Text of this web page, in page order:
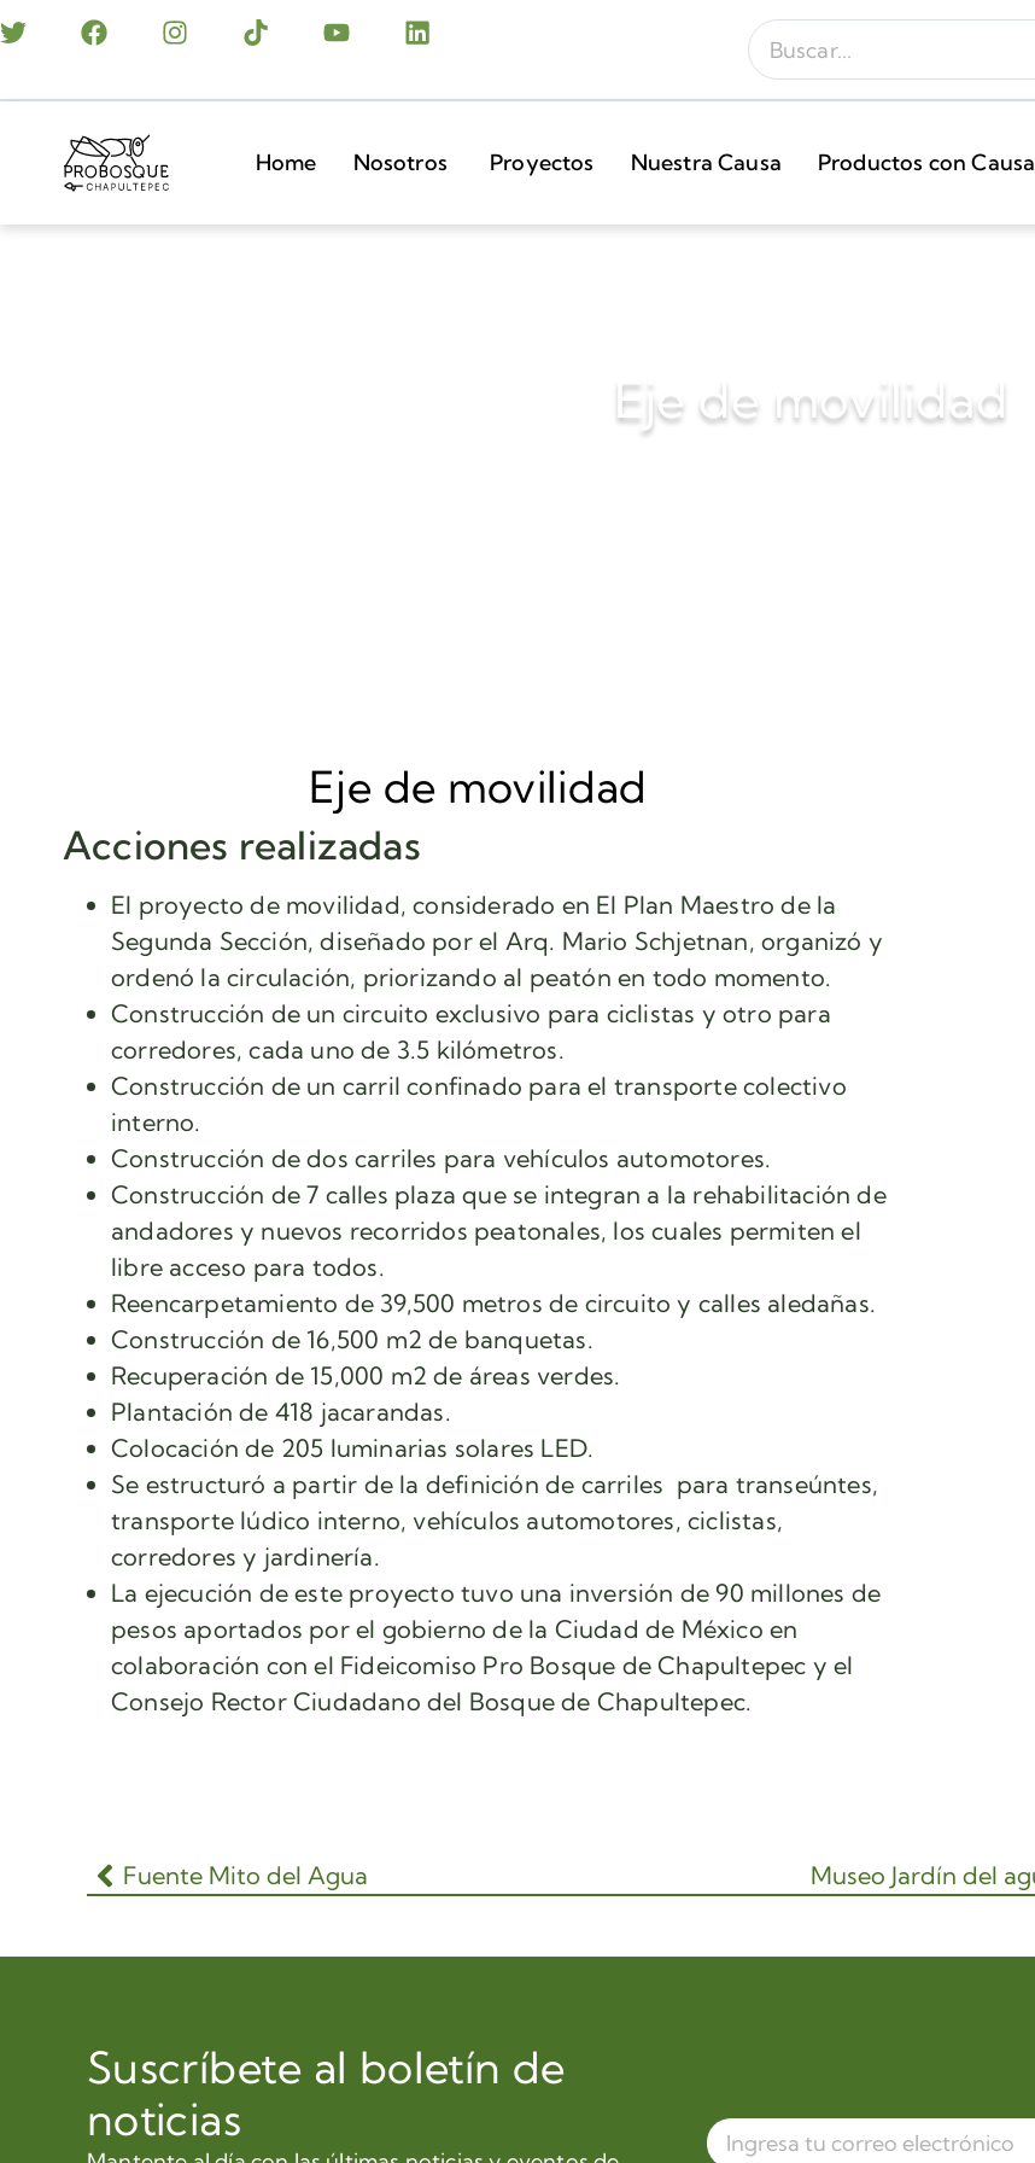
Home Nosotros Proyectos Nuestra Causa Productos con Causa
Eje de movilidad
Eje de movilidad
Acciones realizadas
El proyecto de movilidad, considerado en El Plan Maestro de la
Segunda Sección, diseñado por el Arq. Mario Schjetnan, organizó y
ordenó la circulación, priorizando al peatón en todo momento.
Construcción de un circuito exclusivo para ciclistas y otro para
corredores, cada uno de 3.5 kilómetros.
Construcción de un carril confinado para el transporte colectivo
interno.
Construcción de dos carriles para vehículos automotores.
Construcción de 7 calles plaza que se integran a la rehabilitación de
andadores y nuevos recorridos peatonales, los cuales permiten el
libre acceso para todos.
Reencarpetamiento de 39,500 metros de circuito y calles aledañas.
Construcción de 16,500 m2 de banquetas.
Recuperación de 15,000 m2 de áreas verdes.
Plantación de 418 jacarandas.
Colocación de 205 luminarias solares LED.
Se estructuró a partir de la definición de carriles para transeúntes,
transporte lúdico interno, vehículos automotores, ciclistas,
corredores y jardinería.
La ejecución de este proyecto tuvo una inversión de 90 millones de
pesos aportados por el gobierno de la Ciudad de México en
colaboración con el Fideicomiso Pro Bosque de Chapultepec y el
Consejo Rector Ciudadano del Bosque de Chapultepec.
Fuente Mito del Agua
Suscríbete al boletín de
noticias